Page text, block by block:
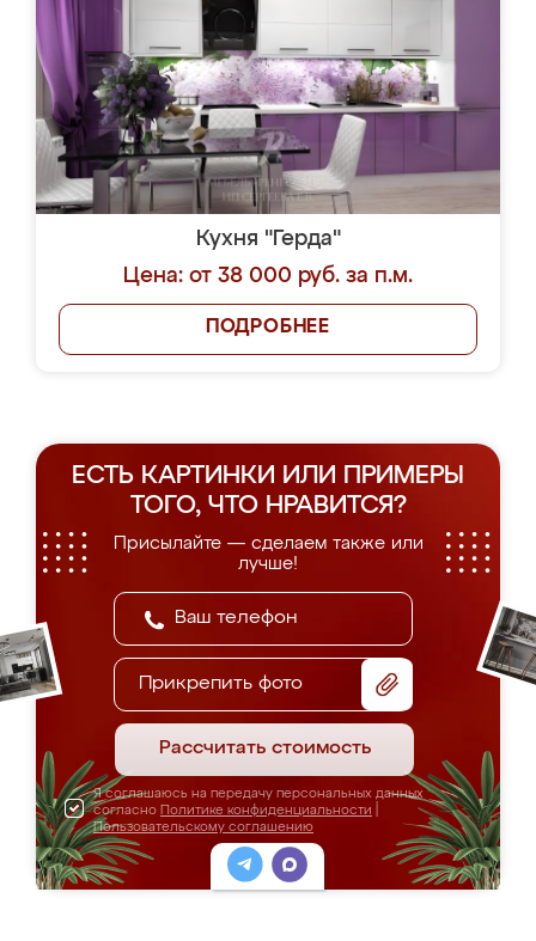
Кухня "Герда"
Цена: от 38 000 руб. за п.м.
ПОДРОБНЕЕ
ЕСТЬ КАРТИНКИ ИЛИ ПРИМЕРЫ
ТОГО, ЧТО НРАВИТСЯ?
Присылайте — сделаем также или
лучше!
Прикрепить фото
Рассчитать стоимость
Я соглашаюсь на передачу персональных данных
согласно Политике конфиденциальности
Пользовательскому соглашению